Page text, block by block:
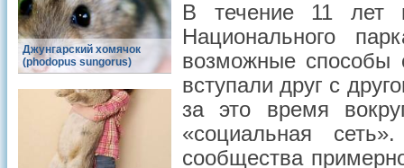
Джунгарский хомячок
(phodopus sungorus)
В течение 11 лет
Национального
возможные способы
вступали друг с
за это время
«социальная
сообщества